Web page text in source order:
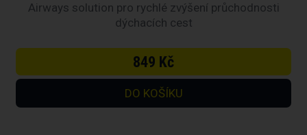
Airways solution pro rychlé zvýšení průchodnosti
dýchacích cest
849 Kč